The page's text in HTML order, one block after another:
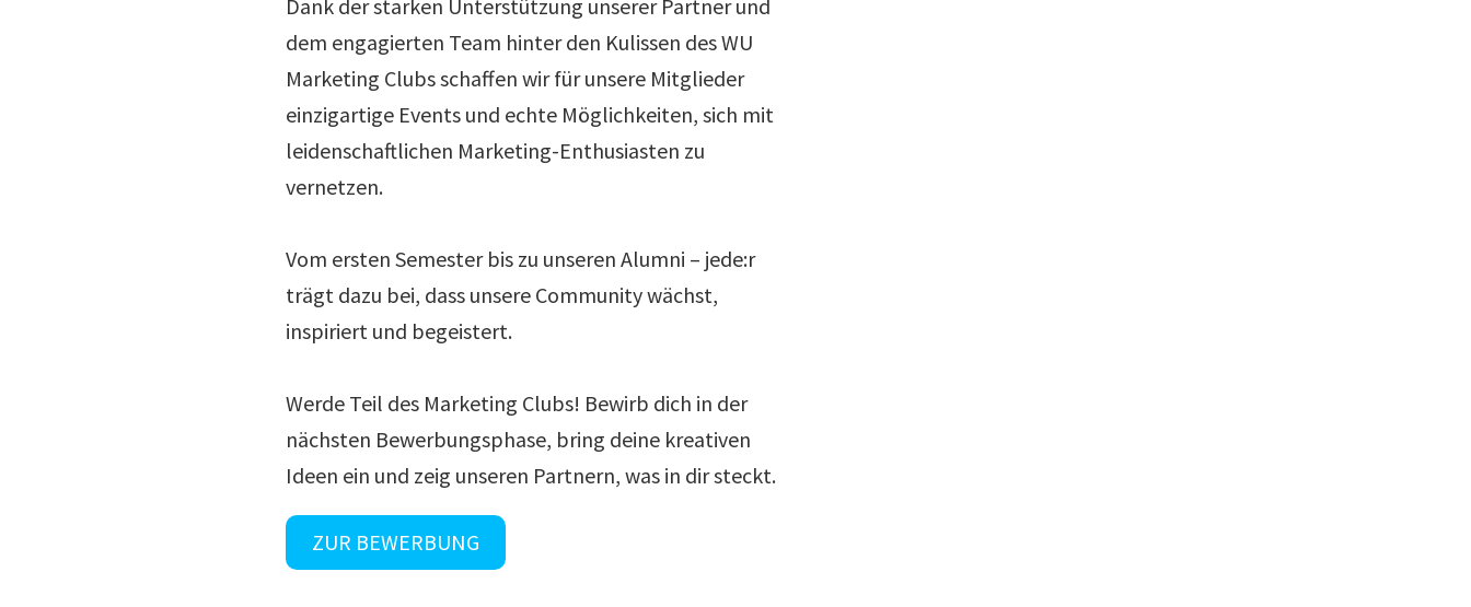
Dank der starken Unterstützung unserer Partner und
dem engagierten Team hinter den Kulissen des WU
Marketing Clubs schaffen wir für unsere Mitglieder
einzigartige Events und echte Möglichkeiten, sich mit
leidenschaftlichen Marketing-Enthusiasten zu
vernetzen.
Vom ersten Semester bis zu unseren Alumni – jede:r
trägt dazu bei, dass unsere Community wächst,
inspiriert und begeistert.
Werde Teil des Marketing Clubs! Bewirb dich in der
nächsten Bewerbungsphase, bring deine kreativen
Ideen ein und zeig unseren Partnern, was in dir steckt.
ZUR BEWERBUNG